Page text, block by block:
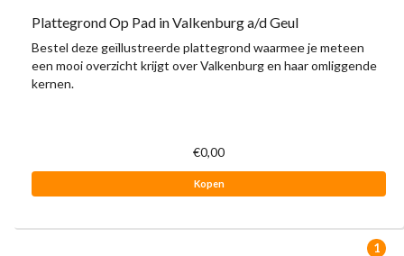
Plattegrond Op Pad in Valkenburg a/d Geul
Bestel deze geïllustreerde plattegrond waarmee je meteen
een mooi overzicht krijgt over Valkenburg en haar omliggende
kernen.
€0,00
Kopen
1